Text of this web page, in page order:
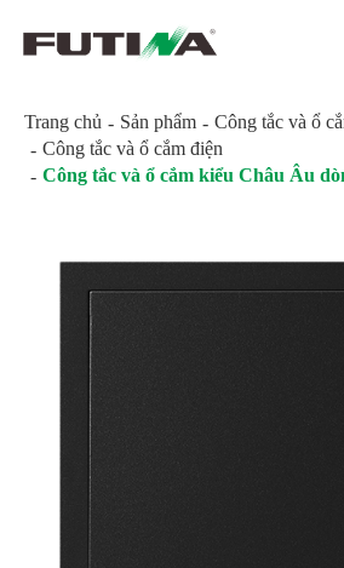
Trang chủ Sản phẩm
Công tắc và ổ
Công tắc và ổ cắm điện
Công tắc và ổ cắm kiểu Châu Âu